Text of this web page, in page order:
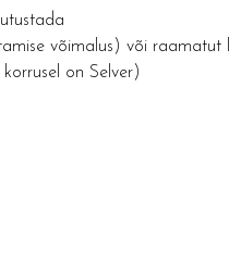
võimalus) või raamatut
on Selver)